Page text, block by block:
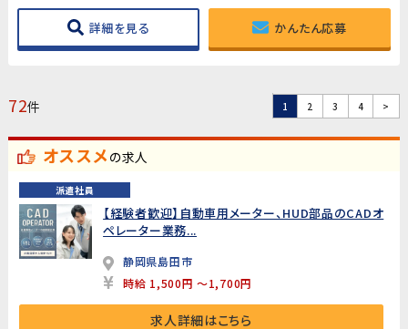
詳細を見る かんたん応募
72件 1 2 3 4 >
オススメの求人
派遣社員
【経験者歓迎】自動車用メーター、HUD部品のCADオ
ペレーター業務...
静岡県島田市
時給 1,500円 ～1,700円
求人詳細はこちら